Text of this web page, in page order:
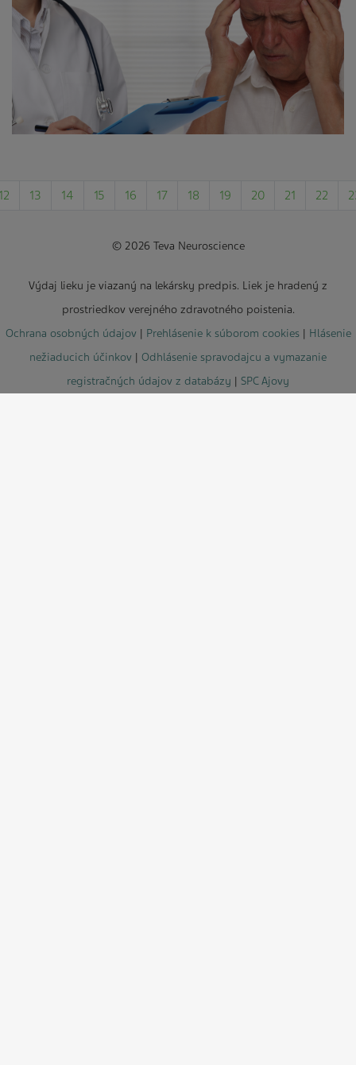
13 14 15 16 17 18 19 20 21 22
© 2026 Teva Neuroscience
Výdaj lieku je viazaný na lekársky predpis. Liek je hradený z
prostriedkov verejného zdravotného poistenia.
Ochrana osobných údajov| Prehlásenie k súborom cookies| Hlásenie
nežiaducich účinkov | Odhlásenie spravodajcu a vymazanie
registračných údajov z databázy | SPC Ajovy